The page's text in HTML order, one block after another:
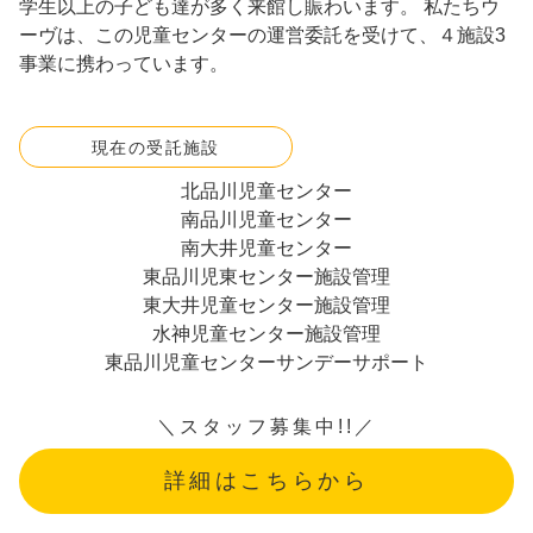
学生以上の子ども達が多く来館し賑わいます。 私たちウ
ーヴは、この児童センターの運営委託を受けて、４施設3
事業に携わっています。
現在の受託施設
北品川児童センター
南品川児童センター
南大井児童センター
東品川児東センター施設管理
東大井児童センター施設管理
水神児童センター施設管理
東品川児童センターサンデーサポート
詳細はこちらから